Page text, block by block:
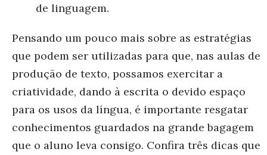
de linguagem.
Pensando um pouco mais sobre as estratégias
que podem ser utilizadas para que, nas aulas de
produção de texto, possamos exercitar a
criatividade, dando à escrita o devido espaço
para os usos da língua, é importante resgatar
conhecimentos guardados na grande bagagem
que o aluno leva consigo. Confira três dicas que